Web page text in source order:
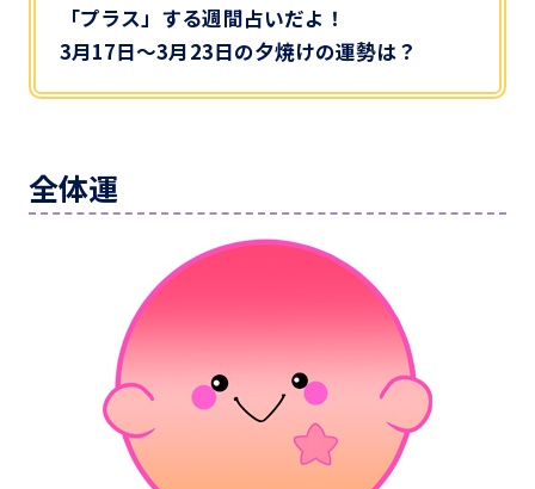
「プラス」する週間占いだよ！
3月17日～3月23日の夕焼けの運勢は？
全体運